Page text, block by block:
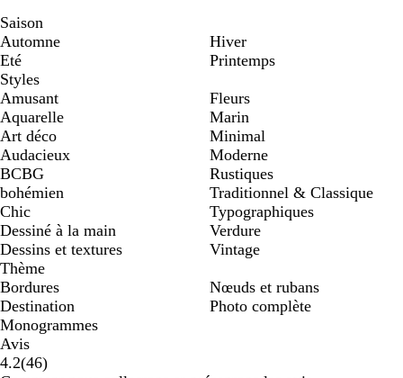
Saison
Automne
Eté
Hiver
Printemps
Styles
Amusant
Aquarelle
Art déco
Audacieux
BCBG
bohémien
Chic
Dessiné à la main
Dessins et textures
Fleurs
Marin
Minimal
Moderne
Rustiques
Traditionnel & Classique
Typographiques
Verdure
Vintage
Thème
Bordures
Destination
Monogrammes
Nœuds et rubans
Photo complète
Avis
4.2(4646
)